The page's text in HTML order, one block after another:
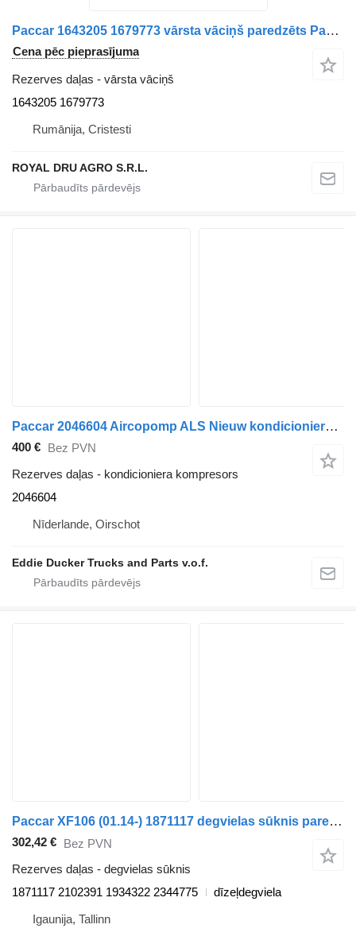
Paccar 1643205 1679773 vārsta vāciņš paredzēts Paccar autobusa
Cena pēc pieprasījuma
Rezerves daļas - vārsta vāciņš
1643205 1679773
Rumānija, Cristesti
ROYAL DRU AGRO S.R.L.
Paccar 2046604 Aircopomp ALS Nieuw kondicioniera kompresors paredzēts DAF CF/XF vilcēja
400 €
Bez PVN
Rezerves daļas - kondicioniera kompresors
2046604
Nīderlande, Oirschot
Eddie Ducker Trucks and Parts v.o.f.
Paccar XF106 (01.14-) 1871117 degvielas sūknis paredzēts DAF XF106 (01.14-) vilcēja
302,42 € Bez PVN
Rezerves daļas - degvielas sūknis
1871117 2102391 1934322 2344775
dīzeļdegviela
Igaunija, Tallinn